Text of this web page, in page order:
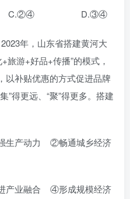
C.②④ D.③④
年，山东省搭建黄河大
旅游+好品+传播”的模式，
以补贴优惠的方式促进品牌
”得更远、“聚”得更多。搭建
生产动力 ②畅通城乡经济
产业融合 ④形成规模经济